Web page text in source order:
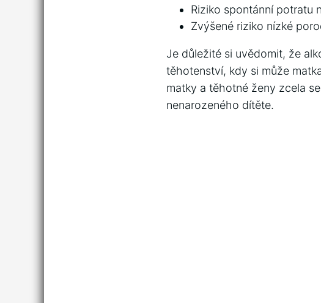
Riziko⁢ spontánní potratu
Zvýšené riziko nízké
Je⁢ důležité si ‌uvědomit, že‍
⁢těhotenství, ⁣kdy si může
matky⁣ a těhotné ženy‌ zcela⁣
nenarozeného dítěte.